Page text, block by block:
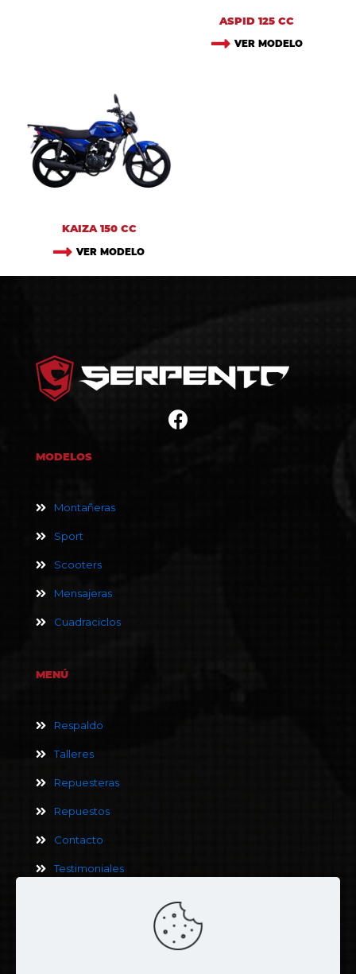
ASPID 125 CC
VER MODELO
KAIZA 150 CC
VER MODELO
MODELOS
Montañeras
Sport
Scooters
Mensajeras
Cuadraciclos
MENÚ
Respaldo
Talleres
Repuesteras
Repuestos
Contacto
Testimoniales
Términos y Condiciones